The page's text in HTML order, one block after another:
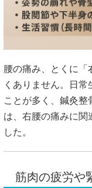
腰の痛み、とくに「
くありません。日
ことが多く、鍼灸
は、右腰の痛みに関
した。
筋肉の疲労や